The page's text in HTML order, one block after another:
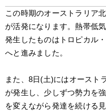
この時期のオーストラリア
が活発になります。熱帯低
発生したものはトロピカル
へと進みました。
また、8日(土)にはオースト
が発生し、少しずつ勢力を
を変えながら発達を続ける見